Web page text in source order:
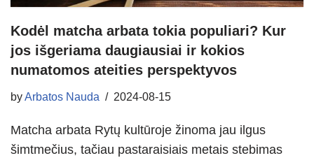
Kodėl matcha arbata tokia populiari? Kur
jos išgeriama daugiausiai ir kokios
numatomos ateities perspektyvos
byArbatos Nauda 2024-08-15
Matcha arbata Rytų kultūroje žinoma jau ilgus
šimtmečius, tačiau pastaraisiais metais stebimas